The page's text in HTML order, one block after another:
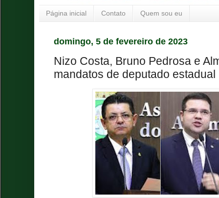
Página inicial Contato Quem sou eu
domingo, 5 de fevereiro de 2023
Nizo Costa, Bruno Pedrosa e
mandatos de deputado estadual